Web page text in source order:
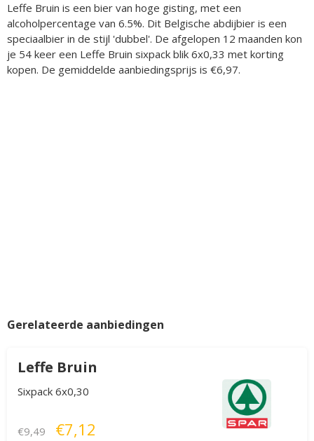
Leffe Bruin is een bier van hoge gisting, met een
alcoholpercentage van 6.5%. Dit Belgische abdijbier is een
speciaalbier in de stijl 'dubbel'. De afgelopen 12 maanden kon
je 54 keer een Leffe Bruin sixpack blik 6x0,33 met korting
kopen. De gemiddelde aanbiedingsprijs is €6,97.
Gerelateerde aanbiedingen
Leffe Bruin
Sixpack 6x0,30
€9,49 €7,12